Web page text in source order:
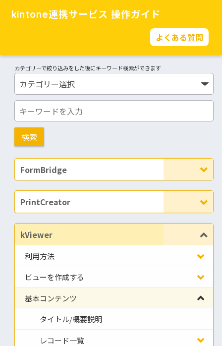
kintone連携サービス 操作ガイド
よくある質問
カテゴリーで絞り込みをした後にキーワード検索ができます
FormBridge
PrintCreator
kViewer
利用方法
ビューを作成する
基本コンテンツ
タイトル/概要説明
レコード一覧